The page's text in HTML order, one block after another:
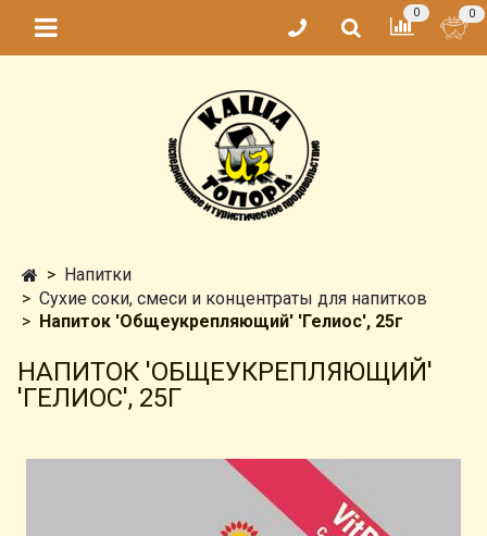
0 0
Напитки
Сухие соки, смеси и концентраты для напитков
Напиток 'Общеукрепляющий' 'Гелиос', 25г
НАПИТОК 'ОБЩЕУКРЕПЛЯЮЩИЙ'
'ГЕЛИОС', 25Г